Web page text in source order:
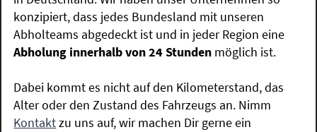
konzipiert, dass jedes Bundesland mit unseren
Abholteams abgedeckt ist und in jeder Region eine
Abholung innerhalb von 24 Stunden möglich ist.
Dabei kommt es nicht auf den Kilometerstand, das
Alter oder den Zustand des Fahrzeugs an. Nimm
Kontaktzu uns auf, wir machen Dir gerne ein